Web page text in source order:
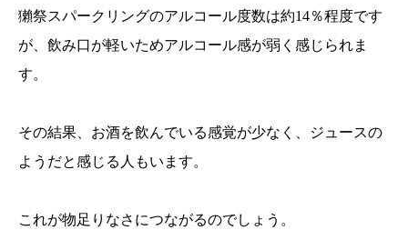
獺祭スパークリングのアルコール度数は約14％程度です
が、飲み口が軽いためアルコール感が弱く感じられま
す。
その結果、お酒を飲んでいる感覚が少なく、ジュースの
ようだと感じる人もいます。
これが物足りなさにつながるのでしょう。